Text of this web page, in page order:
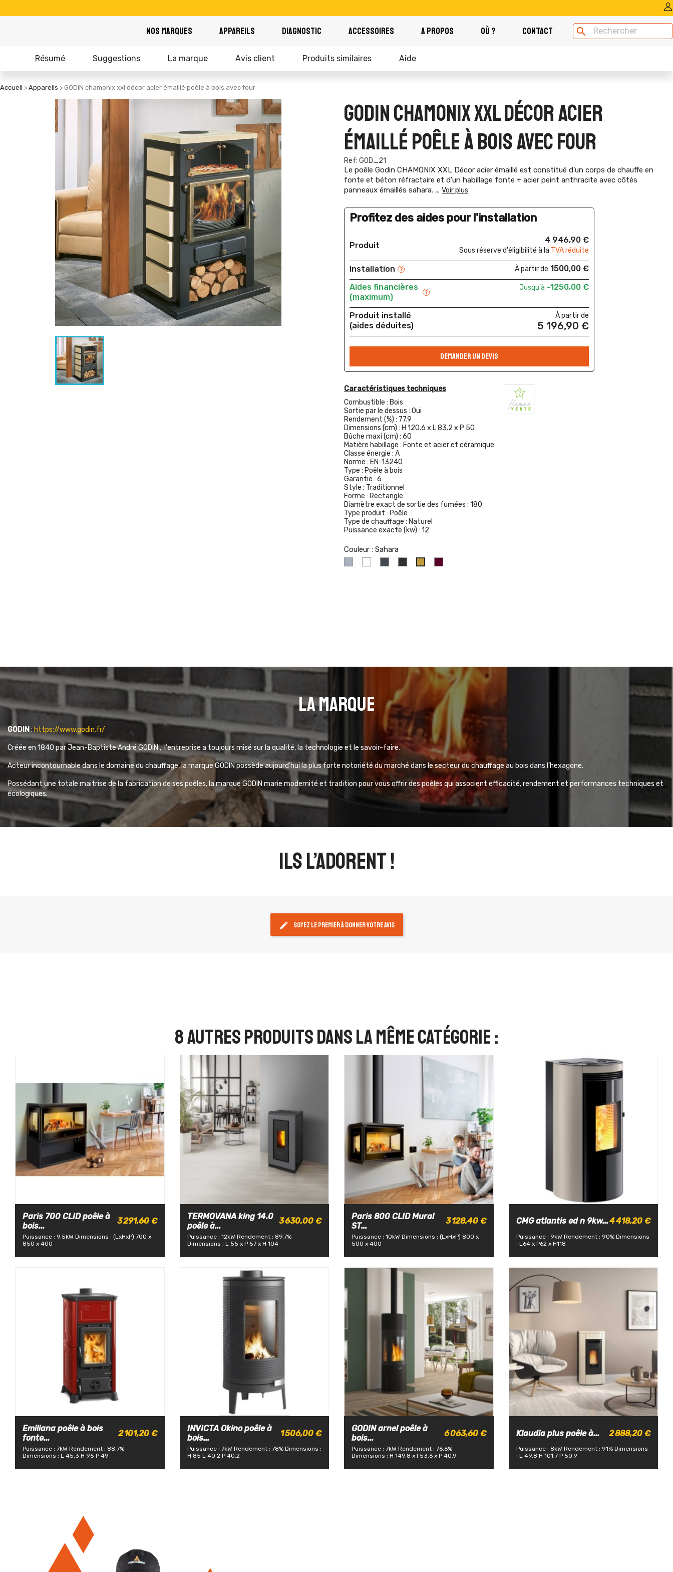
NOS MARQUES APPAREILS DIAGNOSTIC ACCESSOIRES A PROPOS OÙ ? CONTACT search
Accueil Appareils GODIN chamonix xxl décor acier émaillé poêle à bois avec four
Résumé Suggestions La marque Avis client Produits similaires Aide
GODIN CHAMONIX XXL DÉCOR ACIER
ÉMAILLÉ POÊLE À BOIS AVEC FOUR
Ref: GOD_21
Le poêle Godin CHAMONIX XXL Décor acier émaillé est constitué d'un corps de chauffe en
fonte et béton réfractaire et d'un habillage fonte + acier peint anthracite avec côtés
panneaux émaillés sahara. ... Voir plus
Profitez des aides pour l'installation
Produit
4 946,90 €
Sous réserve d'éligibilité à la TVA réduite
Installation ? À partir de 1500,00 €
Aides financières
(maximum)
?
Jusqu'à -1250,00 €
Produit installé
(aides déduites)
À partir de
5 196,90 €
DEMANDER UN DEVIS
Caractéristiques techniques
Combustible : Bois
Sortie par le dessus : Oui
Rendement (%) : 77.9
Dimensions (cm) : H 120.6 x L 83.2 x P 50
Bûche maxi (cm) : 60
Matière habillage : Fonte et acier et céramique
Classe énergie : A
Norme : EN-13240
Type : Poêle à bois
Garantie : 6
Style : Traditionnel
Forme : Rectangle
Diamètre exact de sortie des fumées : 180
Type produit : Poêle
Type de chauffage : Naturel
Puissance exacte (kw) : 12
Couleur : Sahara
La marque
GODIN:https://www.godin.fr/
Créée en 1840 par Jean-Baptiste André GODIN , l'entreprise a toujours misé sur la qualité, la technologie et le savoir-faire.
Acteur incontournable dans le domaine du chauffage,la marque GODIN possède aujourd’hui la plus forte notoriété du marché dans le secteur du chauffage au bois dans l’hexagone.
Possédant une totale maitrise de la fabrication de ses poêles, la marque GODIN marie modernité et tradition pour vous offrir des poêles qui associent efficacité, rendement et performances techniques et
écologiques.
ils l’adorent !
edit Soyez le premier à donner votre avis
8 autres produits dans la même catégorie :
Paris 700 CLID poêle à
bois...
3 291,60 €
Puissance : 9.5kW Dimensions : (LxHxP) 700 x
850 x 400
TERMOVANA king 14.0
poêle à...
3 630,00 €
Puissance : 12kW Rendement : 89.7%
Dimensions : L 55 x P 57 x H 104
Paris 800 CLID Mural
ST...
3 128,40 €
Puissance : 10kW Dimensions : (LxHxP) 800 x
500 x 400
CMG atlantis ed n 9kw...4 418,20 €
Puissance : 9kW Rendement : 90% Dimensions
: L64 x P62 x H118
Emiliana poêle à bois
fonte...
2 101,20 €
Puissance : 7kW Rendement : 88.7%
Dimensions : L 45.3 H 95 P 49
INVICTA Okino poêle à
bois...
1 506,00 €
Puissance : 7kW Rendement : 78% Dimensions :
H 85 L 40.2 P 40.2
GODIN arnel poêle à
bois...
6 063,60 €
Puissance : 7kW Rendement : 76.6%
Dimensions : H 149.8 x l 53.6 x P 40.9
Klaudia plus poêle à... 2 888,20 €
Puissance : 8kW Rendement : 91% Dimensions
: L 49.8 H 101.7 P 50.9